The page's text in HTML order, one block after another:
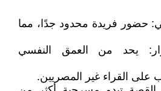
حضور فريدة محدود جدًا، مما
يحد من العمق النفسي
على القراء غير المصريين.